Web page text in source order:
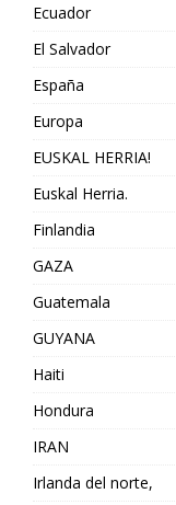
Ecuador
El Salvador
España
Europa
EUSKAL HERRIA!
Euskal Herria.
Finlandia
GAZA
Guatemala
GUYANA
Haiti
Hondura
IRAN
Irlanda del norte,